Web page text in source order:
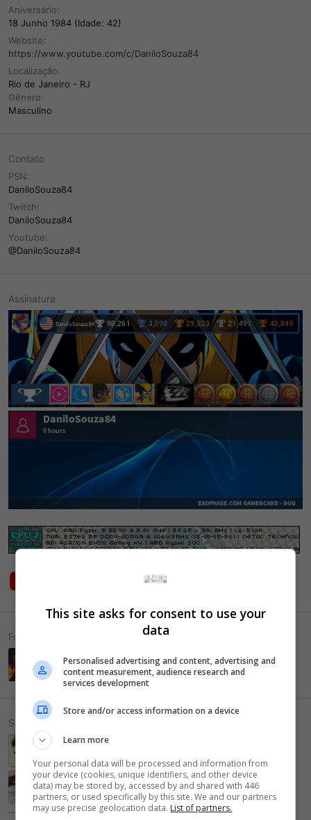
Aniversário
18 Junho 1984 (Idade: 42)
Website
https://www.youtube.com/c/DaniloSouza84
Localização
Rio de Janeiro - RJ
Gênero
Masculino
Contato
PSN
DaniloSouza84
Twitch
DaniloSouza84
Youtube
@DaniloSouza84
Assinatura
Following
S
Seguidores
W
... e 4 mais.
This site asks for consent to use your
data
Personalised advertising and content, advertising and
content measurement, audience research and
services development
Store and/or access information on a device
Learn more
Your personal data will be processed and information from
your device (cookies, unique identifiers, and other device
data) may be stored by, accessed by and shared with 446
partners, or used specifically by this site. We and our partners
may use precise geolocation data. List of partners.